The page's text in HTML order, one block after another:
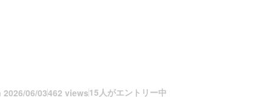
2026/06/03462 views15人がエントリー中